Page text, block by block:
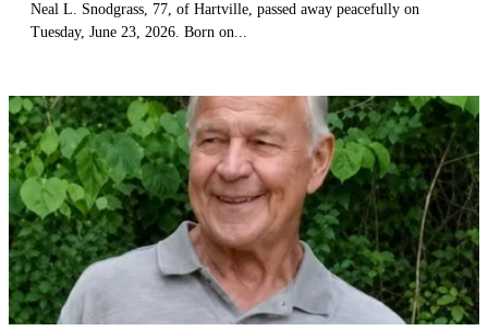
Neal L. Snodgrass, 77, of Hartville, passed away peacefully on
Tuesday, June 23, 2026. Born on...